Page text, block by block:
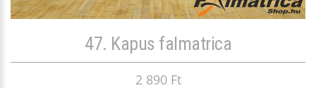
47. Kapus falmatrica
2 890 Ft